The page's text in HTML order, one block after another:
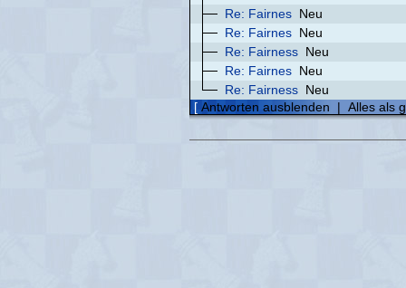
Re: Fairnes Neu
Re: Fairnes Neu
Re: Fairness Neu
Re: Fairnes Neu
Re: Fairness Neu
[ Antworten ausblenden | Alles als